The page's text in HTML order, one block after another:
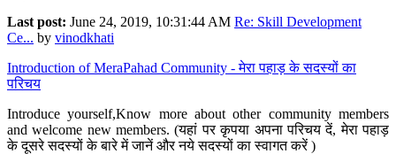
Last post: June 24, 2019, 10:31:44 AM Re: Skill Development
Ce... by vinodkhati
Introduction of MeraPahad Community - मेरा पहाड़ के सदस्यों का
परिचय
Introduce yourself,Know more about other community members
and welcome new members. (यहां पर कृपया अपना परिचय दें, मेरा पहाड़
के दूसरे सदस्यों के बारे में जानें और नये सदस्यों का स्वागत करें )